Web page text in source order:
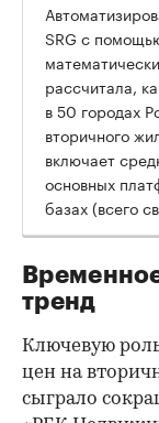
SRG с
рассчитала,
в 50 городах
вторичного
включает
основных
базах (всего
тренд
Ключевую
цен на
сыграло